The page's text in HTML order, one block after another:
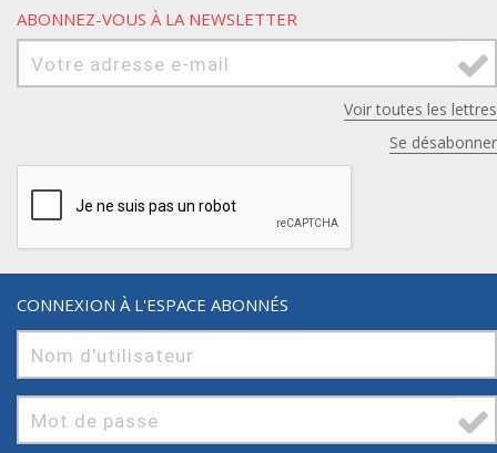
ABONNEZ-VOUS À LA NEWSLETTER
Voir toutes les lettres
Se désabonner
CONNEXION À L'ESPACE ABONNÉS